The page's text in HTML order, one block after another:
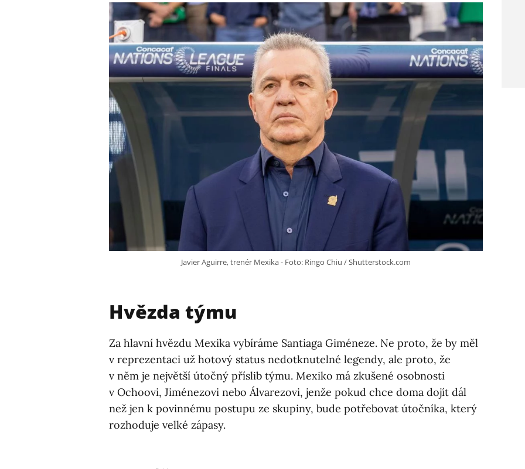
Javier Aguirre, trenér Mexika - Foto: Ringo Chiu / Shutterstock.com
Hvězda týmu
Za hlavní hvězdu Mexika vybíráme Santiaga Giméneze. Ne proto, že by měl
v reprezentaci už hotový status nedotknutelné legendy, ale proto, že
v něm je největší útočný příslib týmu. Mexiko má zkušené osobnosti
v Ochoovi, Jiménezovi nebo Álvarezovi, jenže pokud chce doma dojít dál
než jen k povinnému postupu ze skupiny, bude potřebovat útočníka, který
rozhoduje velké zápasy.